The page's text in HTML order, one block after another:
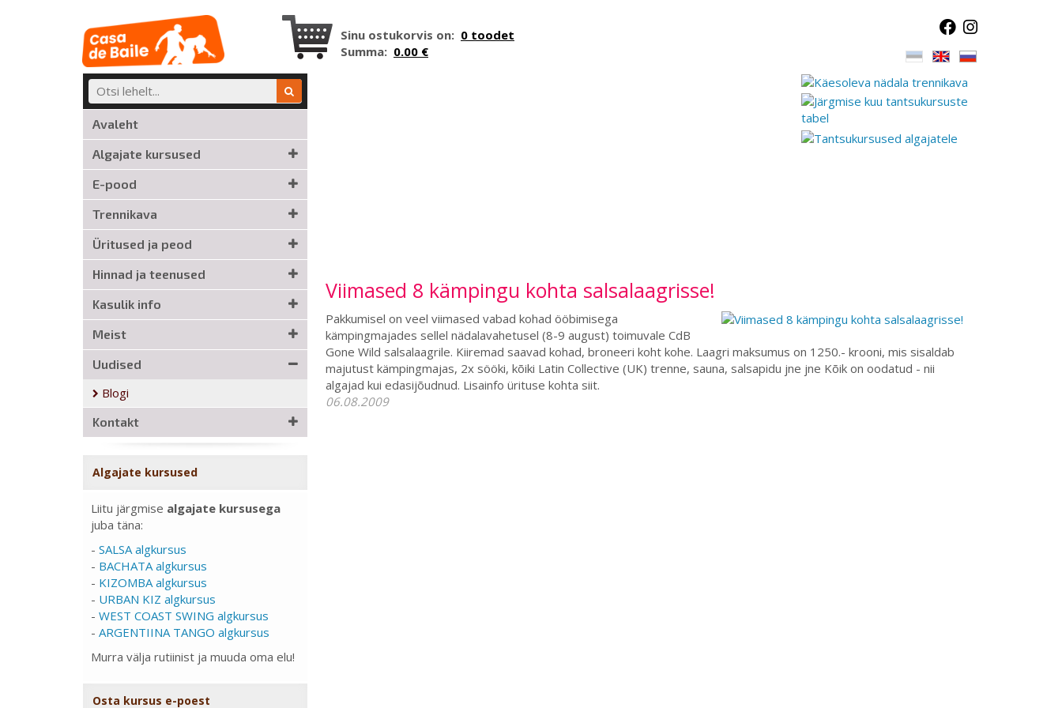
Sinu ostukorvis on: 0 toodet
Summa: 0.00 €
Avaleht
Algajate kursused
E-pood
Trennikava
Üritused ja peod
Hinnad ja teenused
Kasulik info
Meist
Uudised
Blogi
Kontakt
Algajate kursused
Liitu järgmise algajate kursusega
juba täna:
- SALSA algkursus
- BACHATA algkursus
- KIZOMBA algkursus
- URBAN KIZ algkursus
- WEST COAST SWING algkursus
- ARGENTIINA TANGO algkursus
Murra välja rutiinist ja muuda oma elu!
Osta kursus e-poest
Viimased 8 kämpingu kohta salsalaagrisse!
Pakkumisel on veel viimased vabad kohad ööbimisega
kämpingmajades sellel nädalavahetusel (8-9 august) toimuvale CdB
Gone Wild salsalaagrile. Kiiremad saavad kohad, broneeri koht kohe. Laagri maksumus on 1250.- krooni, mis sisaldab
majutust kämpingmajas, 2x sööki, kõiki Latin Collective (UK) trenne, sauna, salsapidu jne jne Kõik on oodatud - nii
algajad kui edasijõudnud. Lisainfo ürituse kohta siit.
06.08.2009